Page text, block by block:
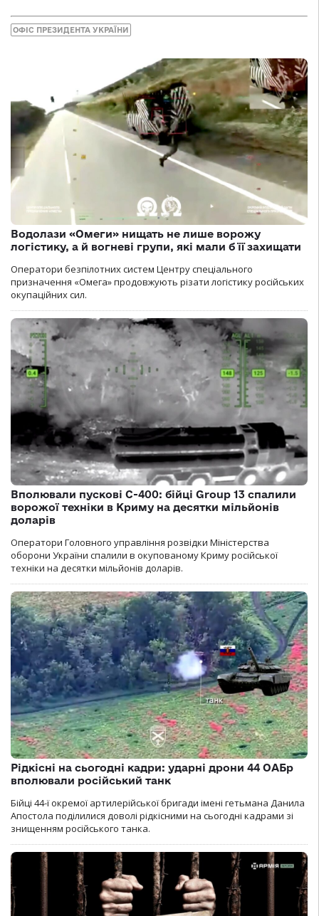
ОФІС ПРЕЗИДЕНТА УКРАЇНИ
Водолази «Омеги» нищать не лише ворожу
логістику, а й вогневі групи, які мали б її захищати
Оператори безпілотних систем Центру спеціального
призначення «Омега» продовжують різати логістику російських
окупаційних сил.
Вполювали пускові С-400: бійці Group 13 спалили
ворожої техніки в Криму на десятки мільйонів
доларів
Оператори Головного управління розвідки Міністерства
оборони України спалили в окупованому Криму російської
техніки на десятки мільйонів доларів.
Рідкісні на сьогодні кадри: ударні дрони 44 ОАБр
вполювали російський танк
Бійці 44-ї окремої артилерійської бригади імені гетьмана Данила
Апостола поділилися доволі рідкісними на сьогодні кадрами зі
знищенням російського танка.